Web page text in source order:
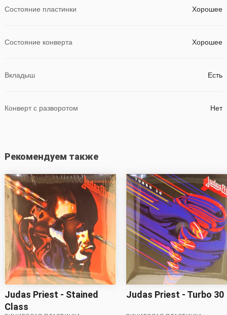
Состояние пластинки Хорошее
Состояние конверта Хорошее
Вкладыш Есть
Конверт с разворотом Нет
Рекомендуем также
Judas Priest - Stained
Class
Judas Priest - Turbo 30